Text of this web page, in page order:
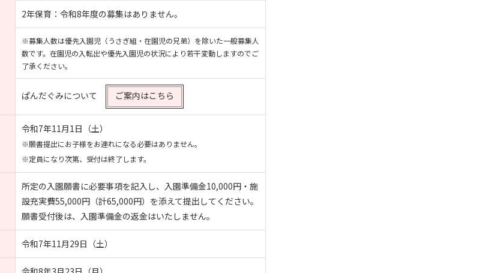
2年保育：令和8年度の募集はありません。
※募集人数は優先入園児（うさぎ組・在園児の兄弟）を除いた一般募集人
数です。在園児の入転出や優先入園児の状況により若干変動しますのでご
了承ください。
ぱんだぐみについて ご案内はこちら
令和7年11月1日（土）
※願書提出にお子様をお連れになる必要はありません。
※定員になり次第、受付は終了します。
所定の入園願書に必要事項を記入し、入園準備金10,000円・施
設充実費55,000円（計65,000円）を添えて提出してください。
願書受付後は、入園準備金の返金はいたしません。
令和7年11月29日（土）